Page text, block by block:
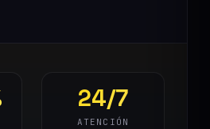
24/7
ATENCIÓN